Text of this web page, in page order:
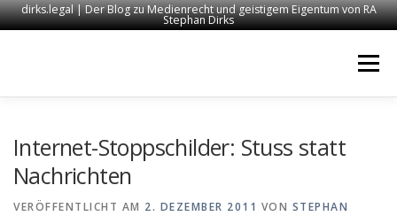
dirks.legal | Der Blog zu Medienrecht und geistigem Eigentum von RA
Stephan Dirks
Menü
Internet-Stoppschilder: Stuss statt
Nachrichten
VERÖFFENTLICHT AM 2. DEZEMBER 2011 VON STEPHAN